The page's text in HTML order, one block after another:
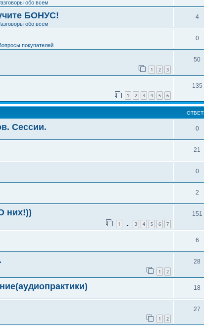
обо всем
БОНУС!
обо всем
4
покупателей
0
1 2 3
50
1 2 3 4 5 6
135
Сессии. 0
21
0
2
них!))
1 … 3 4 5 6 7
151
6
1 2
28
18
1 2
27